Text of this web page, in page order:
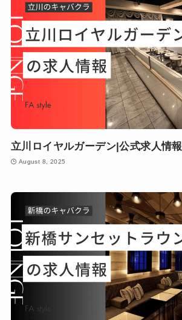
立川ロイヤルガーデン|公式求人情報
August 8, 2025